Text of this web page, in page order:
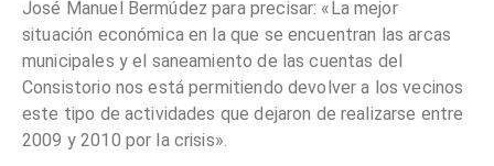
José Manuel Bermúdez para precisar: «La mejor
situación económica en la que se encuentran las arcas
municipales y el saneamiento de las cuentas del
Consistorio nos está permitiendo devolver a los vecinos
este tipo de actividades que dejaron de realizarse entre
2009 y 2010 por la crisis».